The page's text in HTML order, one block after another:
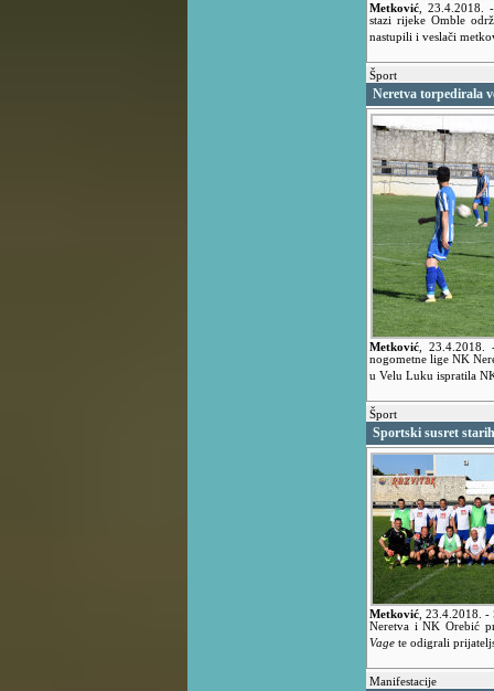
Metković 23.4.2018.
stazi rijeke Omble
nastupili i veslači
Šport
Neretva torpedirala
Metković ,23.4.2018.
nogometne lige NK
u Velu Luku ispratila
Šport
Sportski susret
Metković 23.4.2018. -
Neretva i NK Orebić
Vage te odigrali
Manifestacije